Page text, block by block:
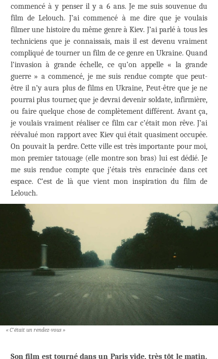
commencé à y penser il y a 6 ans. Je me suis souvenue du
film de Lelouch. J’ai commencé à me dire que je voulais
filmer une histoire du même genre à Kiev. J’ai parlé à tous les
techniciens que je connaissais, mais il est devenu vraiment
compliqué de tourner un film de ce genre en Ukraine. Quand
l’invasion à grande échelle, ce qu’on appelle « la grande
guerre » a commencé, je me suis rendue compte que peut-
être il n’y aura plus de films en Ukraine, Peut-être que je ne
pourrai plus tourner, que je devrai devenir soldate, infirmière,
ou faire quelque chose de complètement différent. Avant ça,
je voulais vraiment réaliser ce film car c’était mon rêve. J’ai
réévalué mon rapport avec Kiev qui était quasiment occupée.
On pouvait la perdre. Cette ville est très importante pour moi,
mon premier tatouage (elle montre son bras) lui est dédié. Je
me suis rendue compte que j’étais très enracinée dans cet
espace. C’est de là que vient mon inspiration du film de
Lelouch.
« C’était un rendez-vous »
Son film est tourné dans un Paris vide, très tôt le matin.